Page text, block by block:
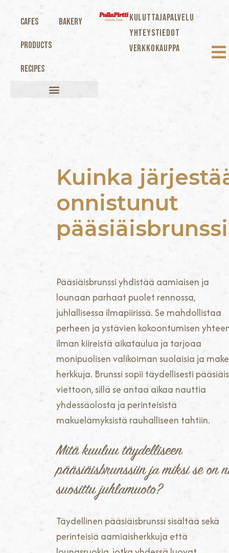
Cafes Bakery
Products
Recipes
KULUTTAJAPALVELU
YHTEYSTIEDOT
VERKKOKAUPPA
Kuinka
onnistunut
Pääsiäisbrunssi yhdistää aamiaisen ja
lounaan parhaat puolet rennossa,
juhlallisessa ilmapiirissä. Se mahdollistaa
perheen ja ystävien kokoontumisen
ilman kiireistä aikataulua ja tarjoaa
monipuolisen valikoiman suolaisia ja
herkkuja. Brunssi sopii täydellisesti
viettoon, sillä se antaa aikaa nauttia
yhdessäolosta ja perinteisistä
makuelämyksistä rauhalliseen tahtiin.
Mitä kuuluu täydelliseen
pääsiäisbrunssiin ja miksi se on
suosittu juhlamuoto?
Täydellinen pääsiäisbrunssi sisältää sekä
perinteisiä aamiaisherkkuja että